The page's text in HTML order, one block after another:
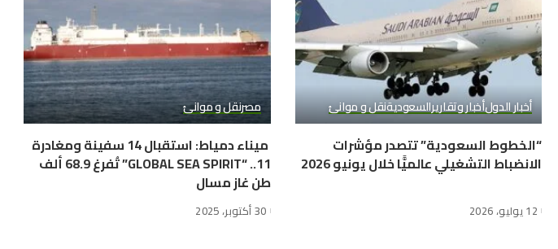
أخبار الدولأخبار وتقاريرالسعوديةنقل و موانئ
“الخطوط السعودية” تتصدر مؤشرات
الانضباط التشغيلي عالميًّا خلال يونيو 2026
12 يوليو، 2026
مصرنقل و موانئ
ميناء دمياط: استقبال 14 سفينة ومغادرة
11.. “GLOBAL SEA SPIRIT” تُفرغ 68.9 ألف
طن غاز مسال
30 أكتوبر، 2025